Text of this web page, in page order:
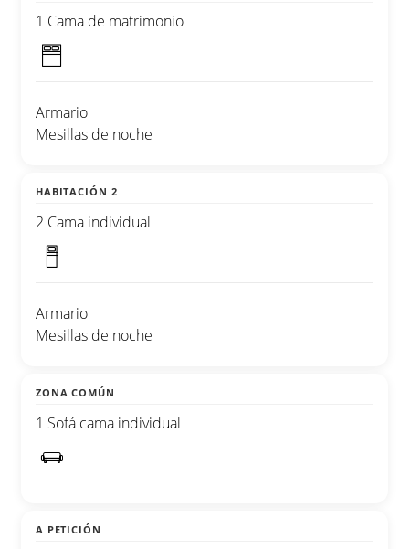
1 Cama de matrimonio
Armario
Mesillas de noche
HABITACIÓN 2
2 Cama individual
Armario
Mesillas de noche
ZONA COMÚN
1 Sofá cama individual
A PETICIÓN